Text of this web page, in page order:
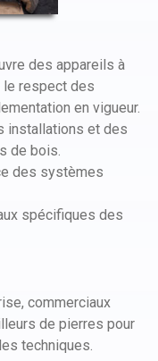
des appareils à
le respect des
en vigueur.
installations et des
de bois.
des systèmes
spécifiques des
commerciaux
de pierres pour
techniques.